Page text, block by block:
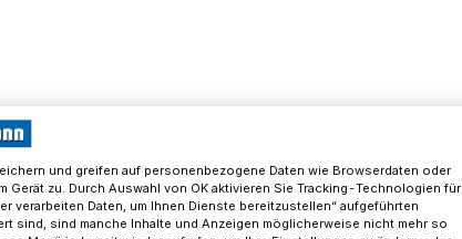
und greifen auf personenbezogene Daten wie Browserdaten oder
Gerät zu. Durch Auswahl von OK aktivieren Sie Tracking-Technologien für
verarbeiten Daten, um Ihnen Dienste bereitzustellen“ aufgeführten
sind, sind manche Inhalte und Anzeigen möglicherweise nicht mehr so